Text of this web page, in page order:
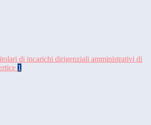
di incarichi dirigenziali amministrativi di
1